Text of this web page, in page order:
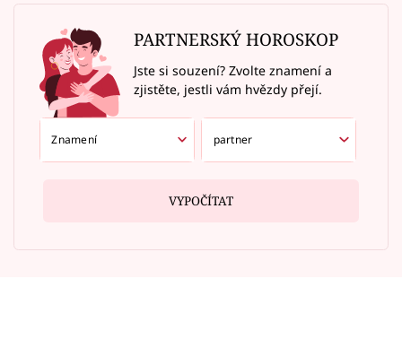
PARTNERSKÝ HOROSKOP
Jste si souzení? Zvolte znamení a
zjistěte, jestli vám hvězdy přejí.
VYPOČÍTAT